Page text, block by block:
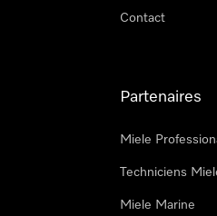
Contact
Partenaires
Miele
Techniciens
Miele Marine